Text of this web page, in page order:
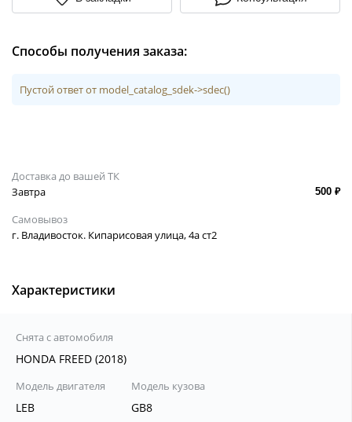
Способы получения заказа:
Пустой ответ от model_catalog_sdek->sdec()
Доставка до вашей ТК
Завтра
500 ₽
Самовывоз
г. Владивосток. Кипарисовая улица, 4а ст2
Характеристики
Снята с автомобиля
HONDA FREED (2018)
Модель двигателя
LEB
Модель кузова
GB8